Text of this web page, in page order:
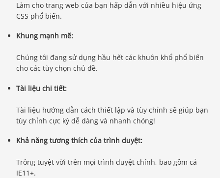
Làm cho trang web của bạn hấp dẫn với nhiều hiệu ứng
CSS phổ biến.
Khung mạnh mẽ:
Chúng tôi đang sử dụng hầu hết các khuôn khổ phổ biến
cho các tùy chọn chủ đề.
Tài liệu chi tiết:
Tài liệu hướng dẫn cách thiết lập và tùy chỉnh sẽ giúp bạn
tùy chỉnh cực kỳ dễ dàng và nhanh chóng!
Khả năng tương thích của trình duyệt:
Trông tuyệt vời trên mọi trình duyệt chính, bao gồm cả
IE11+.